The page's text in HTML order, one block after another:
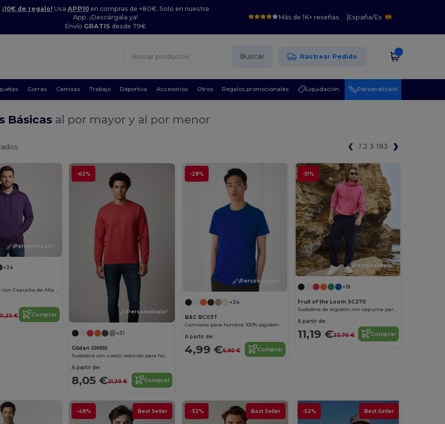
¡10€ de regalo! Usa APP10en compras de +80€. Solo en nuestra
App. ¡Descárgala ya!
Envío GRATIS desde 79€
Más de 1K+ reseñas. España/Es
Buscar Rastrear Pedido
Gorras Camisas Trabajo Deportivo Accesorios Otros Regalos promocionales Liquidación ¡Personalízalo!
Básicas al por mayor y al por menor
1 2 3 193
¡Personalízalo!
+34
Sudadera Unisex con Capucha de Alta Calidad Gildan
€ Comprar
-62%
¡Personalízalo!
+31
Gildan GN910
Sudadera con cuello redondo para hombre
A partir de:
8,05 €21,20 € Comprar
-28%
¡Personalízalo!
+34
B&C BC03T
Camiseta para hombre 100% algodón
A partir de:
4,99 €6,90 € Comprar
-51%
¡Personalízalo!
+18
Fruit of the Loom SC270
Sudadera de algodón con capucha para hombre
A partir de:
11,19 €22,70 € Comprar
-48% Best Seller -32% Best Seller -52% Best Seller